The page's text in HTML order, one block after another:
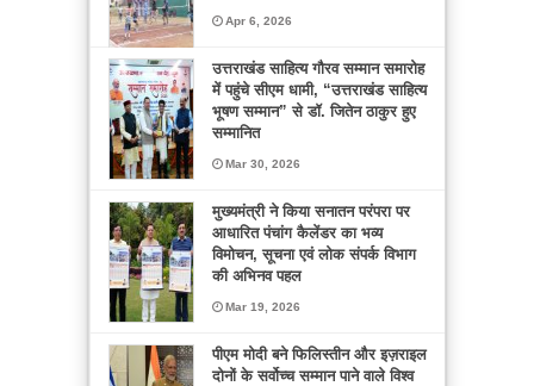
Apr 6, 2026
उत्तराखंड साहित्य गौरव सम्मान समारोह
में पहुंचे सीएम धामी, “उत्तराखंड साहित्य
भूषण सम्मान” से डॉ. जितेन ठाकुर हुए
सम्मानित
Mar 30, 2026
मुख्यमंत्री ने किया सनातन परंपरा पर
आधारित पंचांग कैलेंडर का भव्य
विमोचन, सूचना एवं लोक संपर्क विभाग
की अभिनव पहल
Mar 19, 2026
पीएम मोदी बने फिलिस्तीन और इज़राइल
दोनों के सर्वोच्च सम्मान पाने वाले विश्व